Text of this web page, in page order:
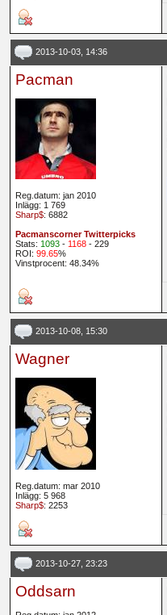
2013-10-03, 14:36
Pacman
Reg.datum: jan 2010
Inlägg: 1 769
Sharp$: 6882
Pacmanscorner Twitterpicks
Stats: 1093- 1168- 229
ROI: 99.65%
Vinstprocent: 48.34%
2013-10-08, 15:30
Wagner
Reg.datum: mar 2010
Inlägg: 5 968
Sharp$: 2253
2013-10-27, 23:23
Oddsarn